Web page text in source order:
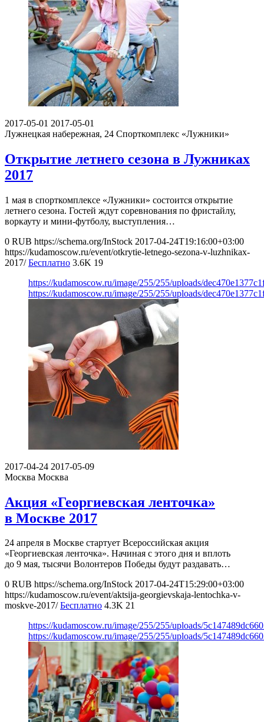
2017-05-01 2017-05-01
Лужнецкая набережная, 24 Спорткомплекс «Лужники»
Открытие летнего сезона в Лужниках
2017
1 мая в спорткомплексе «Лужники» состоится открытие
летнего сезона. Гостей ждут соревнования по фристайлу,
воркауту и мини-футболу, выступления…
0 RUB https://schema.org/InStock 2017-04-24T19:16:00+03:00
https://kudamoscow.ru/event/otkrytie-letnego-sezona-v-luzhnikax-
2017/ Бесплатно 3.6K 19
https://kudamoscow.ru/image/255/255/uploads/
https://kudamoscow.ru/image/255/255/uploads/
2017-04-24 2017-05-09
Москва Москва
Акция «Георгиевская ленточка»
в Москве 2017
24 апреля в Москве стартует Всероссийская акция
«Георгиевская ленточка». Начиная с этого дня и вплоть
до 9 мая, тысячи Волонтеров Победы будут раздавать…
0 RUB https://schema.org/InStock 2017-04-24T15:29:00+03:00
https://kudamoscow.ru/event/aktsija-georgievskaja-lentochka-v-
moskve-2017/ Бесплатно 4.3K 21
https://kudamoscow.ru/image/255/255/uploads/
https://kudamoscow.ru/image/255/255/uploads/